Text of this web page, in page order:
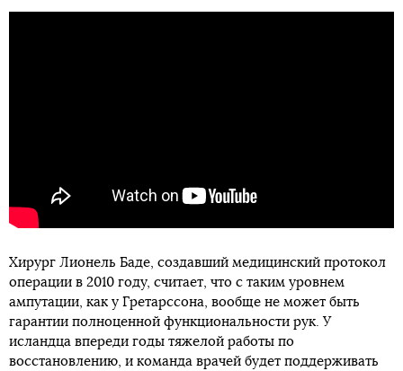
Хирург Лионель Баде, создавший медицинский протокол
операции в 2010 году, считает, что с таким уровнем
ампутации, как у Гретарссона, вообще не может быть
гарантии полноценной функциональности рук. У
исландца впереди годы тяжелой работы по
восстановлению, и команда врачей будет поддерживать